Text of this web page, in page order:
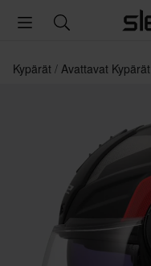
Kypärät Avattavat Kypärät